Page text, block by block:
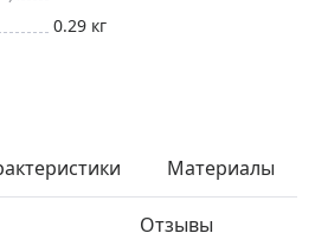
0.29 кг
Материалы
Отзывы